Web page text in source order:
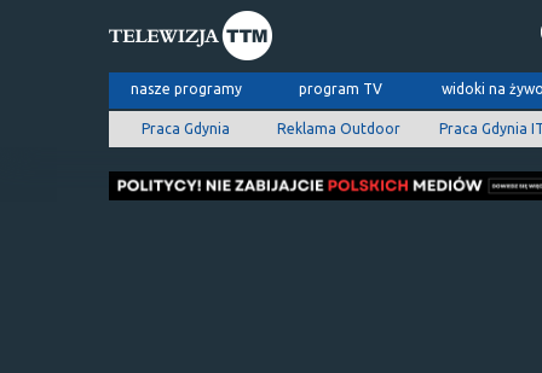
nasze programy program TV widoki na
Praca Gdynia Reklama Outdoor Praca Gdynia